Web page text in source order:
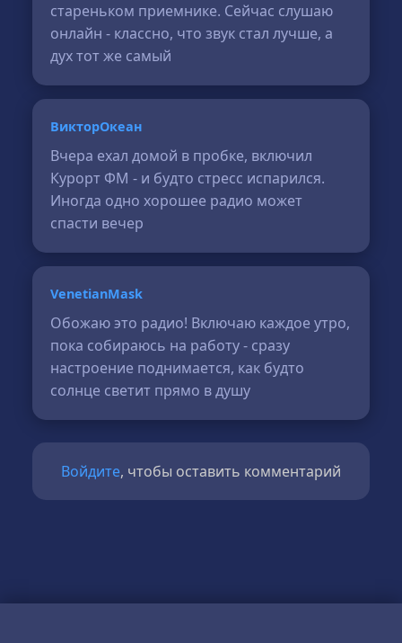
стареньком приемнике. Сейчас слушаю
онлайн - классно, что звук стал лучше, а
дух тот же самый
ВикторОкеан
Вчера ехал домой в пробке, включил
Курорт ФМ - и будто стресс испарился.
Иногда одно хорошее радио может
спасти вечер
VenetianMask
Обожаю это радио! Включаю каждое утро,
пока собираюсь на работу - сразу
настроение поднимается, как будто
солнце светит прямо в душу
Войдите, чтобы оставить комментарий